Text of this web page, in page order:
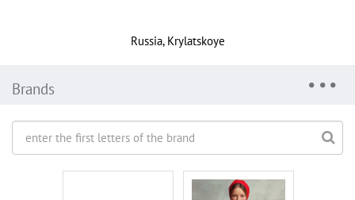
Russia, Krylatskoye
Brands